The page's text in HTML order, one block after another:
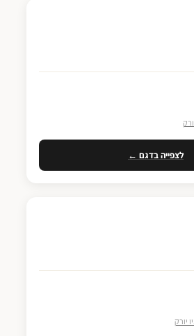
לצפייה בדגם ←
פתח סרגל נגישות